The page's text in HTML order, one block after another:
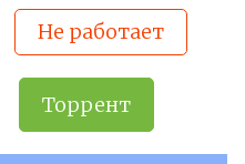
Не работает
Торрент